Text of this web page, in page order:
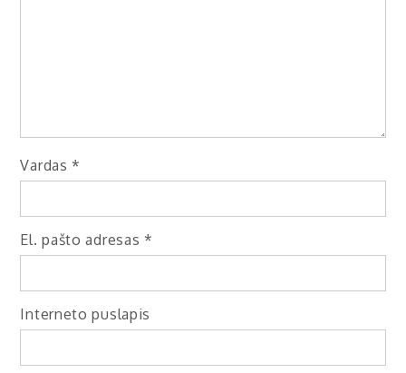
Vardas *
El. pašto adresas *
Interneto puslapis